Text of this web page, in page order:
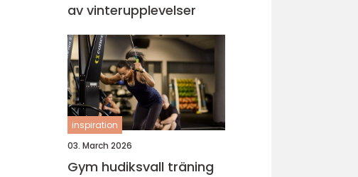
av vinterupplevelser
inspiration
03. March 2026
Gym hudiksvall träning